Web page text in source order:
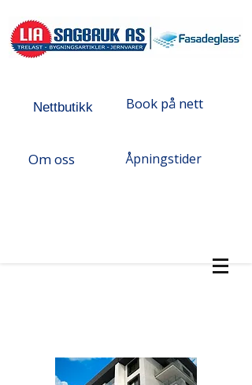
Nettbutikk Book på nett
Om oss Åpningstider